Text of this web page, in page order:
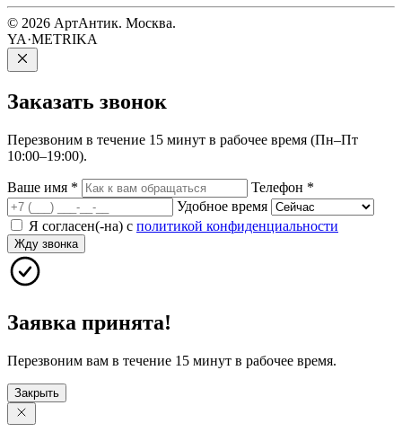
© 2026 АртАнтик. Москва.
YA·METRIKA
Заказать звонок
Перезвоним в течение 15 минут в рабочее время (Пн–Пт
10:00–19:00).
Ваше имя * Телефон *
Удобное время
Я согласен(-на) с политикой конфиденциальности
Жду звонка
Заявка принята!
Перезвоним вам в течение 15 минут в рабочее время.
Закрыть